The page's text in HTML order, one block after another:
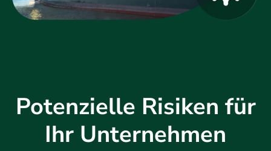
Potenzielle Risiken für
Ihr Unternehmen